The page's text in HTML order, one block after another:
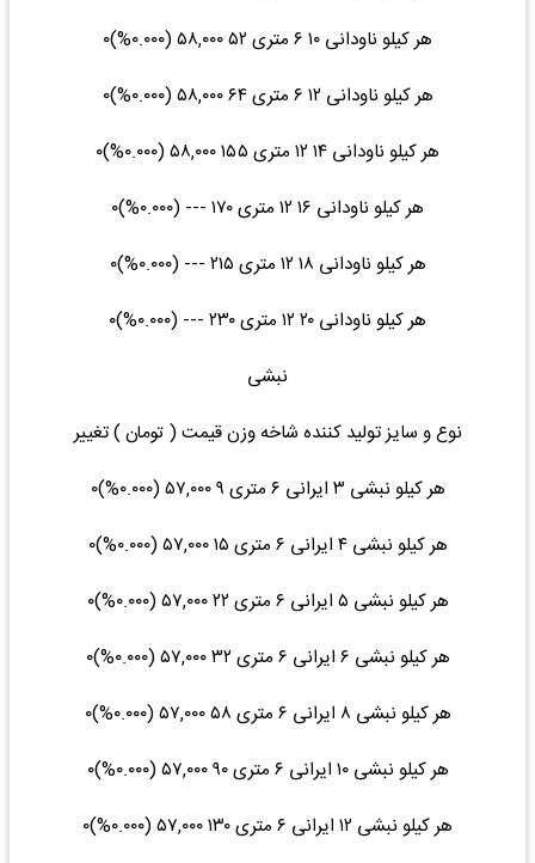
هر کیلو ناودانی ۱۰ ۶ متری ۵۲ ۵۸,۰۰۰ (۰.۰۰۰%)۰
هر کیلو ناودانی ۱۲ ۶ متری ۶۴ ۵۸,۰۰۰ (۰.۰۰۰%)۰
هر کیلو ناودانی ۱۴ ۱۲ متری ۱۵۵ ۵۸,۰۰۰ (۰.۰۰۰%)۰
هر کیلو ناودانی ۱۶ ۱۲ متری ۱۷۰ --- (۰.۰۰۰%)۰
هر کیلو ناودانی ۱۸ ۱۲ متری ۲۱۵ --- (۰.۰۰۰%)۰
هر کیلو ناودانی ۲۰ ۱۲ متری ۲۳۰ --- (۰.۰۰۰%)۰
نبشی
نوع و سایز تولید کننده شاخه وزن قیمت ( تومان ) تغییر
هر کیلو نبشی ۳ ایرانی ۶ متری ۹ ۵۷,۰۰۰ (۰.۰۰۰%)۰
هر کیلو نبشی ۴ ایرانی ۶ متری ۱۵ ۵۷,۰۰۰ (۰.۰۰۰%)۰
هر کیلو نبشی ۵ ایرانی ۶ متری ۲۲ ۵۷,۰۰۰ (۰.۰۰۰%)۰
هر کیلو نبشی ۶ ایرانی ۶ متری ۳۲ ۵۷,۰۰۰ (۰.۰۰۰%)۰
هر کیلو نبشی ۸ ایرانی ۶ متری ۵۸ ۵۷,۰۰۰ (۰.۰۰۰%)۰
هر کیلو نبشی ۱۰ ایرانی ۶ متری ۹۰ ۵۷,۰۰۰ (۰.۰۰۰%)۰
هر کیلو نبشی ۱۲ ایرانی ۶ متری ۱۳۰ ۵۷,۰۰۰ (۰.۰۰۰%)۰